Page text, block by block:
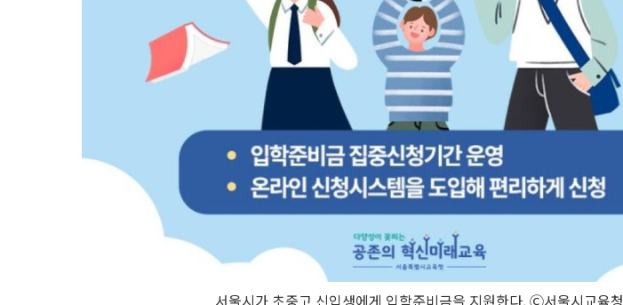
서울시가 초중고 신입생에게 입학준비금을 지원한다. Ⓒ서울시교육청